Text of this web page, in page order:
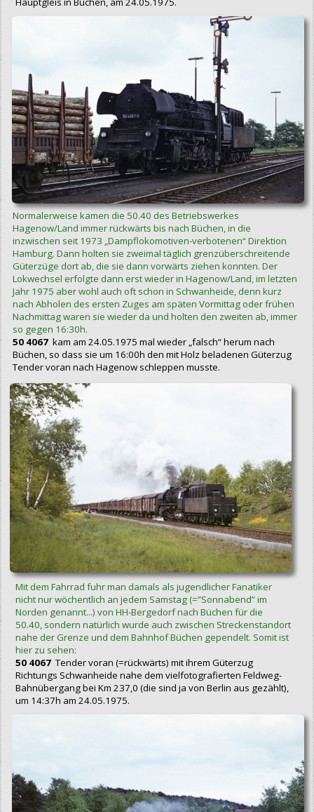
Normalerweise kamen die 50.40 des Betriebswerkes
Hagenow/Land immer rückwärts bis nach Büchen, in die
inzwischen seit 1973 „Dampflokomotiven-verbotenen“ Direktion
Hamburg. Dann holten sie zweimal täglich grenzüberschreitende
Güterzüge dort ab, die sie dann vorwärts ziehen konnten. Der
Lokwechsel erfolgte dann erst wieder in Hagenow/Land, im letzten
Jahr 1975 aber wohl auch oft schon in Schwanheide, denn kurz
nach Abholen des ersten Zuges am späten Vormittag oder frühen
Nachmittag waren sie wieder da und holten den zweiten ab, immer
so gegen 16:30h.
50 4067 kam am 24.05.1975 mal wieder „falsch“ herum nach
Büchen, so dass sie um 16:00h den mit Holz beladenen Güterzug
Tender voran nach Hagenow schleppen musste.
Mit dem Fahrrad fuhr man damals als jugendlicher Fanatiker
nicht nur wöchentlich an jedem Samstag (=”Sonnabend” im
Norden genannt...) von HH-Bergedorf nach Büchen für die
50.40, sondern natürlich wurde auch zwischen Streckenstandort
nahe der Grenze und dem Bahnhof Büchen gependelt. Somit ist
hier zu sehen:
50 4067Tender voran (=rückwärts) mit ihrem Güterzug
Richtungs Schwanheide nahe dem vielfotografierten Feldweg-
Bahnübergang bei Km 237,0 (die sind ja von Berlin aus gezählt),
um 14:37h am 24.05.1975.